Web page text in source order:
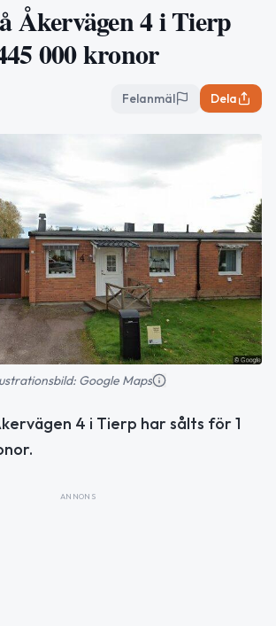
Åkervägen 4 i Tierp
000 kronor
Felanmäl Dela
Google Maps
4 i Tierp har sålts för 1
ANNONS